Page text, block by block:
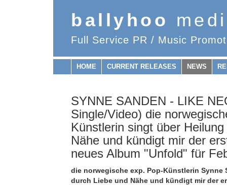
ballyhoo
Full Service PR / Music
HOME CURRENT RELEASES NEWS
SYNNE SANDEN - LIKE
Single/Video) die
Künstlerin singt über
Nähe und kündigt mir der
neues Album "Unfold" für
die norwegische exp. Pop-Künstlerin Synne
durch Liebe und Nähe und kündigt mir der